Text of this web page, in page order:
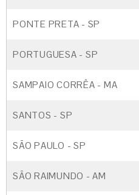
PONTE PRETA - SP
PORTUGUESA - SP
SAMPAIO CORRÊA - MA
SANTOS - SP
SÃO PAULO - SP
SÃO RAIMUNDO - AM